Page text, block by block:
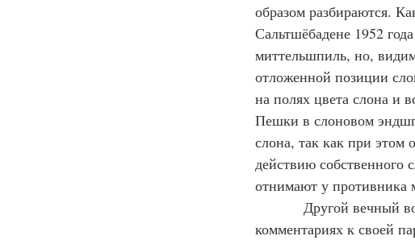
образом разбираются.
Сальтшёбадене 1952
миттельшпиль, но,
отложенной позиции
на полях цвета слона и
Пешки в слоновом
слона, так как при этом
действию собственного
отнимают у противника
комментариях к своей